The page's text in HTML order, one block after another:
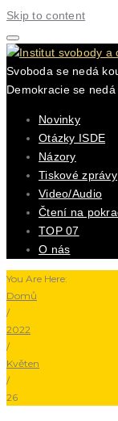
Skip to content
Svoboda se nedá
Demokracie se nedá
Novinky
Otázky ISDE
Názory
Tiskové zprávy
Video/Audio
Čtení na
TOP 07
O nás
You Are Here:
Domů
/
2022
/
Květen
/
26